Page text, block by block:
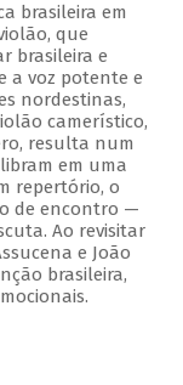
brasileira em
que
brasileira e
a voz potente e
nordestinas,
camerístico,
resulta num
em uma
repertório, o
de encontro —
Ao revisitar
e João
brasileira,